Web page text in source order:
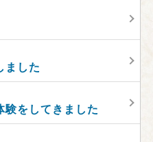
ました
験をしてきました